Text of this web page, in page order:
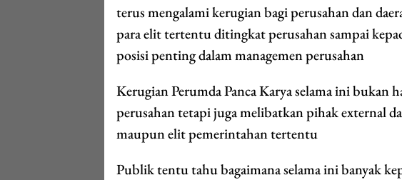
terus mengalami kerugian bagi perusahan dan
para elit tertentu ditingkat perusahan sampai
posisi penting dalam managemen perusahan
Kerugian Perumda Panca Karya selama ini bukan
perusahan tetapi juga melibatkan pihak external
maupun elit pemerintahan tertentu
Publik tentu tahu bagaimana selama ini banyak